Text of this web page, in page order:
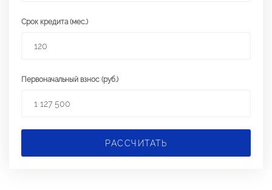
Срок кредита (мес.)
Первоначальный взнос (руб.)
РАССЧИТАТЬ